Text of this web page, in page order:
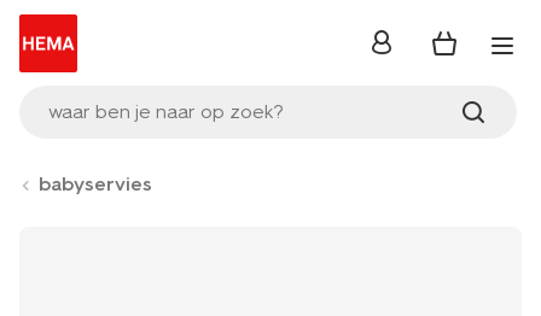
waar ben je naar op zoek?
inloggen
babyservies